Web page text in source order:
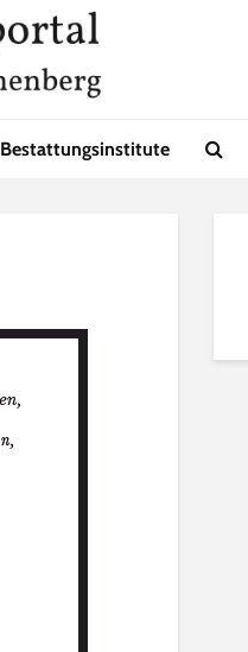
Bestattungsinstitute